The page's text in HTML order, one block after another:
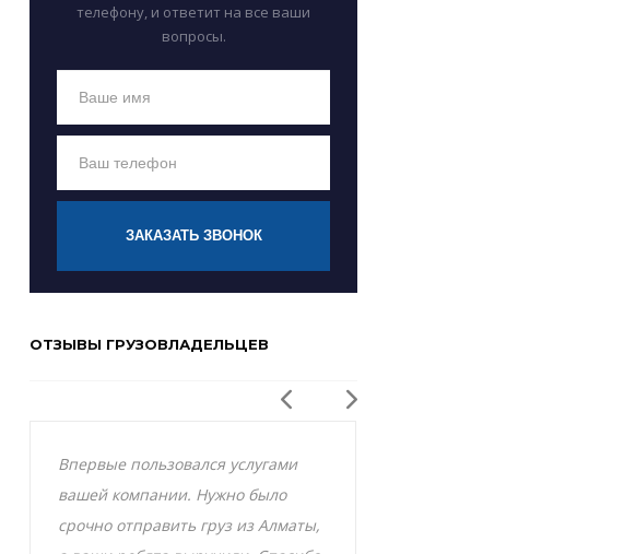
телефону, и ответит на все ваши
вопросы.
ЗАКАЗАТЬ ЗВОНОК
ОТЗЫВЫ ГРУЗОВЛАДЕЛЬЦЕВ
Впервые пользовался услугами
вашей компании. Нужно было
срочно отправить груз из Алматы,